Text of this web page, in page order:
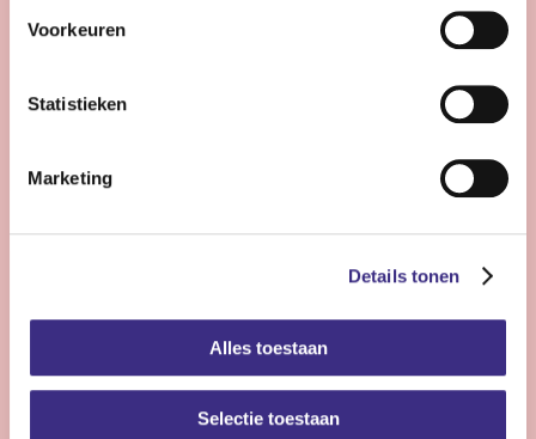
Voorkeuren
Statistieken
Marketing
Details tonen
Alles toestaan
Selectie toestaan
Ben jij een persoonlijk begeleider die energie krijgt van
complexe zorg en kleine successen groots weet te
Bekijk vacature
Nog 22 dagen
4 - 28 uur | Deeltijds, Onbepaalde tijd
Wil jij met meerdere doelgroepen werken en elke dag